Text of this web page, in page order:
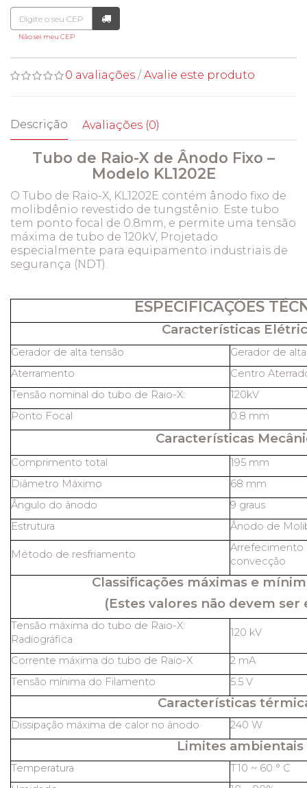
Não sei meu CEP
0 avaliações / Avalie este produto
Descrição Avaliações (0)
Tubo de Raio-X de Ânodo Fixo –
Modelo KL1202E
O Tubo de Raio-X, KL1202E contém ânodo fixo de
molibdênio revestido de tungstênio. Este tubo
tem ponto focal de 0.8mm, e permite uma tensão
máxima de tubo de 120kV, Projetado
especialmente para equipamento industriais de
segurança (NDT).
ESPECIFICAÇÕES
Características
Gerador de alta tensão
Gerador de
Aterramento
Centro
Tensão nominal do tubo de Raio-X:
120kV
Ponto Focal
0.8 mm
Características
Comprimento total
195 mm
Diâmetro Máximo
68 mm
Ângulo do ânodo
9 graus
Estrutura
Ânodo de
Método de resfriamento
Arrefecimento
convecção
Classificações máximas e
(Estes valores não devem ser
Tensão máxima do tubo de Raio-X:
Radiográfica
120 kV
Corrente máxima do tubo de Raio-X
2 mA
Tensão mínima do Filamento
5.5 V
Características
Dissipação máxima de calor no ânodo 240 W
Limites ambientais
Temperatura
T10 ~ 60 ° C